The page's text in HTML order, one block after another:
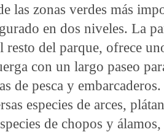
las zonas verdes más
en dos niveles. La
resto del parque, ofrece
con un largo paseo
de pesca y
especies de arces,
de chopos y